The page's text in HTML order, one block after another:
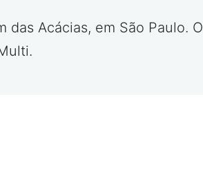
Acácias, em São Paulo. O